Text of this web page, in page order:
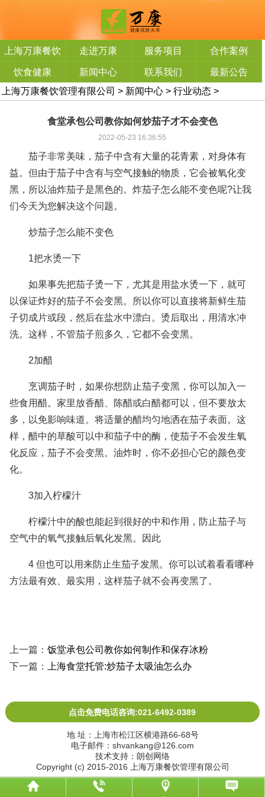
上海万康餐饮
管理有限公司
走进万康 服务项目 合作案例
饮食健康 新闻中心 联系我们
最新公告
上海万康餐饮管理有限公司 > 新闻中心 > 行业动态 >
食堂承包公司教你如何炒茄子才不会变色
2022-05-23 16:36:55
茄子非常美味，茄子中含有大量的花青素，对身体有
益。但由于茄子中含有与空气接触的物质，它会被氧化变
黑，所以油炸茄子是黑色的。炸茄子怎么能不变色呢?让我
们今天为您解决这个问题。
炒茄子怎么能不变色
1把水烫一下
如果事先把茄子烫一下，尤其是用盐水烫一下，就可
以保证炸好的茄子不会变黑。所以你可以直接将新鲜生茄
子切成片或段，然后在盐水中漂白。烫后取出，用清水冲
洗。这样，不管茄子煎多久，它都不会变黑。
2加醋
烹调茄子时，如果你想防止茄子变黑，你可以加入一
些食用醋。家里放香醋、陈醋或白醋都可以，但不要放太
多，以免影响味道。将适量的醋均匀地洒在茄子表面。这
样，醋中的草酸可以中和茄子中的酶，使茄子不会发生氧
化反应，茄子不会变黑。油炸时，你不必担心它的颜色变
化。
3加入柠檬汁
柠檬汁中的酸也能起到很好的中和作用，防止茄子与
空气中的氧气接触后氧化发黑。因此
4 但也可以用来防止生茄子发黑。你可以试着看看哪种
方法最有效、最实用，这样茄子就不会再变黑了。
上一篇：饭堂承包公司教你如何制作和保存冰粉
下一篇：
上海食堂托管:炒茄子太吸油怎么办
点击免费电话咨询:021-6492-0389
地 址：上海市松江区横港路66-68号
电子邮件：shvankang@126.com
技术支持：朗创网络
Copyright (c) 2015-2016 上海万康餐饮管理有限公司